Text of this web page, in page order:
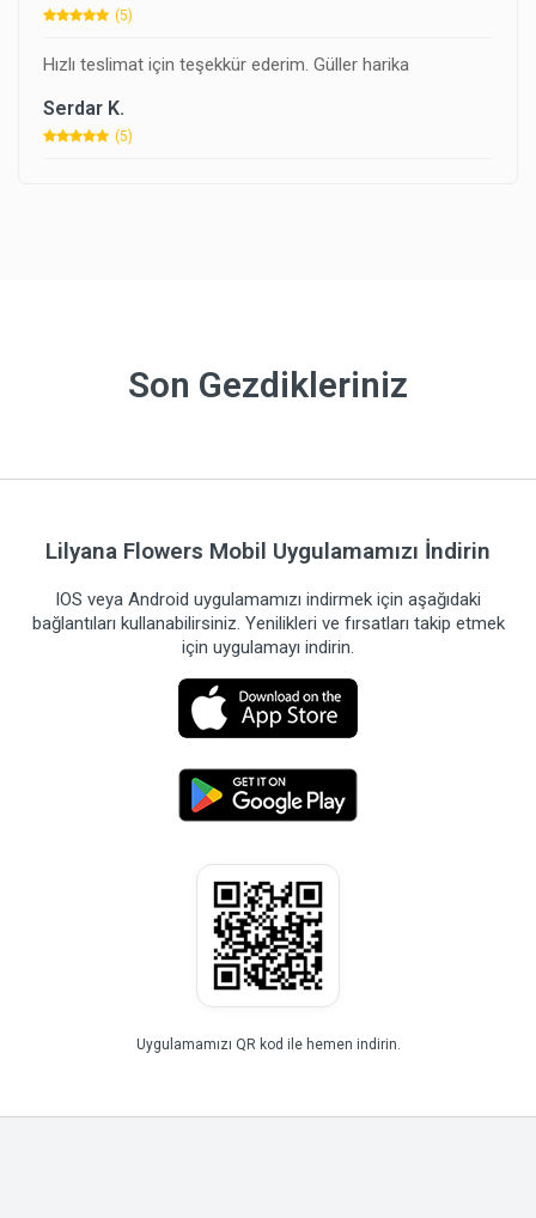
(5)
Hızlı teslimat için teşekkür ederim. Güller harika
Serdar K.
(5)
Son Gezdikleriniz
Lilyana Flowers Mobil Uygulamamızı İndirin
IOS veya Android uygulamamızı indirmek için aşağıdaki
bağlantıları kullanabilirsiniz. Yenilikleri ve fırsatları takip etmek
için uygulamayı indirin.
Uygulamamızı QR kod ile hemen indirin.